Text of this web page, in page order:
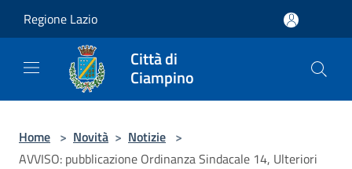
Regione Lazio
Città di
Ciampino
Home > Novità > Notizie >
AVVISO: pubblicazione Ordinanza Sindacale 14, Ulteriori